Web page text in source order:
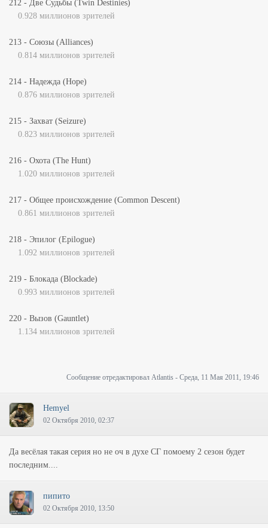
212 - Две Судьбы (Twin Destinies)
0.928 миллионов зрителей
213 - Союзы (Alliances)
0.814 миллионов зрителей
214 - Надежда (Hope)
0.876 миллионов зрителей
215 - Захват (Seizure)
0.823 миллионов зрителей
216 - Охота (The Hunt)
1.020 миллионов зрителей
217 - Общее происхождение (Common Descent)
0.861 миллионов зрителей
218 - Эпилог (Epilogue)
1.092 миллионов зрителей
219 - Блокада (Blockade)
0.993 миллионов зрителей
220 - Вызов (Gauntlet)
1.134 миллионов зрителей
Сообщение отредактировал Atlantis - Среда, 11 Мая 2011, 19:46
Hemyel
02 Октября 2010, 02:37
Да весёлая такая серия но не оч в духе СГ помоему 2 сезон будет
последним....
пипито
02 Октября 2010, 13:50